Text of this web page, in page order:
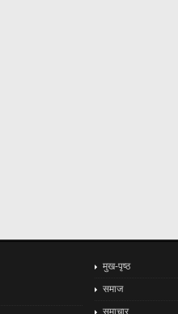
मुख-पृष्ठ
समाज
समाचार